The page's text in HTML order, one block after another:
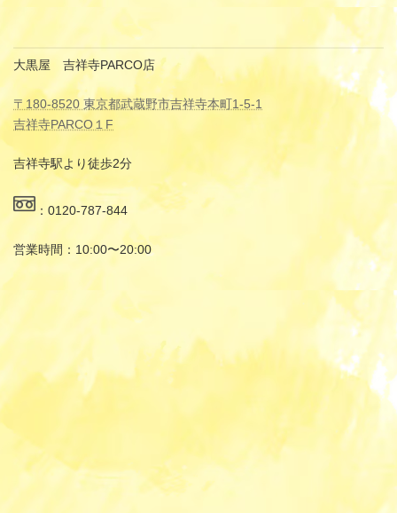
大黒屋 吉祥寺PARCO店
〒180-8520 東京都武蔵野市吉祥寺本町1-5-1
吉祥寺PARCO１F
吉祥寺駅より徒歩2分
：0120-787-844
営業時間：10:00〜20:00